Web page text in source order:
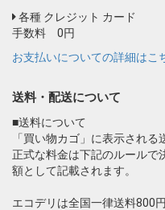
各種 クレジット カード
手数料 0円
お支払いについての詳細はこ
送料・配送について
■送料について
「買い物カゴ」に表示される
正式な料金は下記のルールで
額として記載されます。
エコデリは全国一律送料800